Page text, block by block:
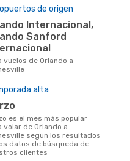
de origen
Sanford
alta
volar de Orlando a
según los resultados
datos de búsqueda de
clientes